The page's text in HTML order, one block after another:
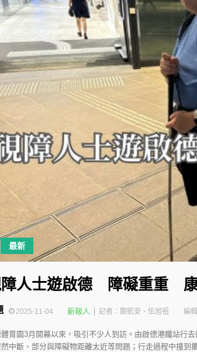
最新
人士遊啟德 障礙重重 康
2025-11-04 新報人 記者：鄭凱安、伍旭祖 編
體育園3月開幕以來，吸引不少人到訪。由啟德港鐵站行
中斷、部分與障礙物距離太近等問題；行走過程中撞